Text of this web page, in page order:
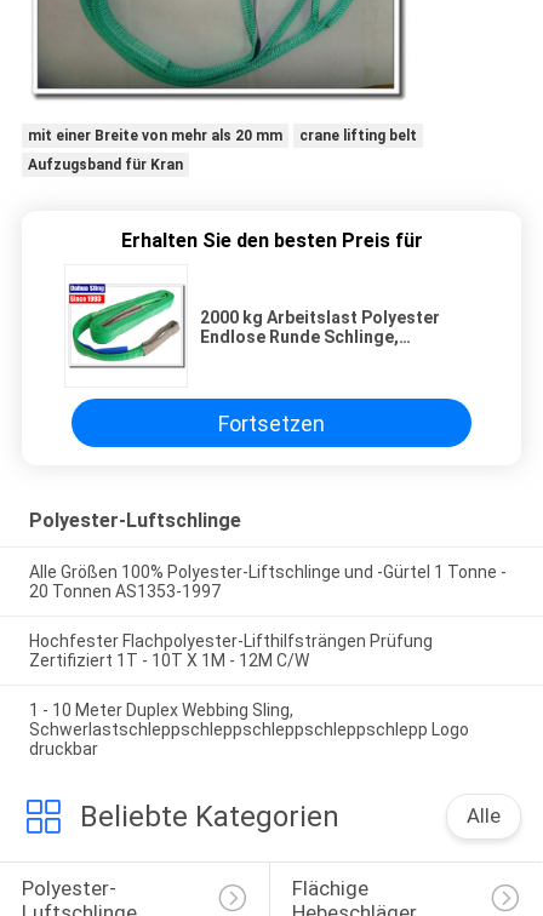
mit einer Breite von mehr als 20 mm
crane lifting belt
Aufzugsband für Kran
Erhalten Sie den besten Preis für
2000 kg Arbeitslast Polyester
Endlose Runde Schlinge,
Fortsetzen
Polyester-Luftschlinge
Alle Größen 100% Polyester-Liftschlinge und -Gürtel 1 Tonne -
20 Tonnen AS1353-1997
Hochfester Flachpolyester-Lifthilfsträngen Prüfung
Zertifiziert 1T - 10T X 1M - 12M C/W
1 - 10 Meter Duplex Webbing Sling,
Schwerlastschleppschleppschleppschleppschlepp Logo
druckbar
Beliebte Kategorien Alle
Polyester-
Flächige